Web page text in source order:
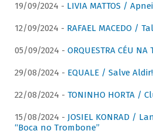
19/09/2024 - LIVIA MATTOS /
12/09/2024 - RAFAEL MACEDO /
05/09/2024 - ORQUESTRA CÉU
29/08/2024 - EQUALE / Salve Aldir!
22/08/2024 - TONINHO HORTA /
15/08/2024 - JOSIEL KONRAD /
“Boca no Trombone”